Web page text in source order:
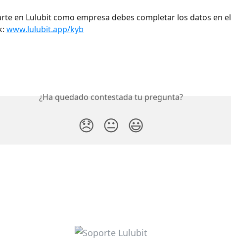
en Lulubit como empresa debes completar los datos en el
www.lulubit.app/kyb
¿Ha quedado contestada tu pregunta?
😞 😐 😃